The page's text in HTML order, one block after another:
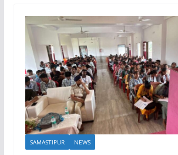
SAMASTIPUR NEWS